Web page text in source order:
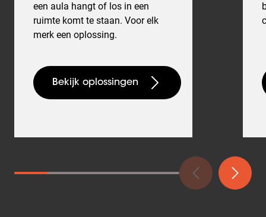
een aula hangt of los in een
ruimte komt te staan. Voor elk
merk een oplossing.
Bekijk oplossingen